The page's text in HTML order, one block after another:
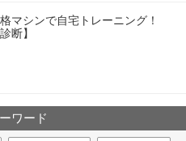
マシンで自宅トレーニング！
断】
ワード